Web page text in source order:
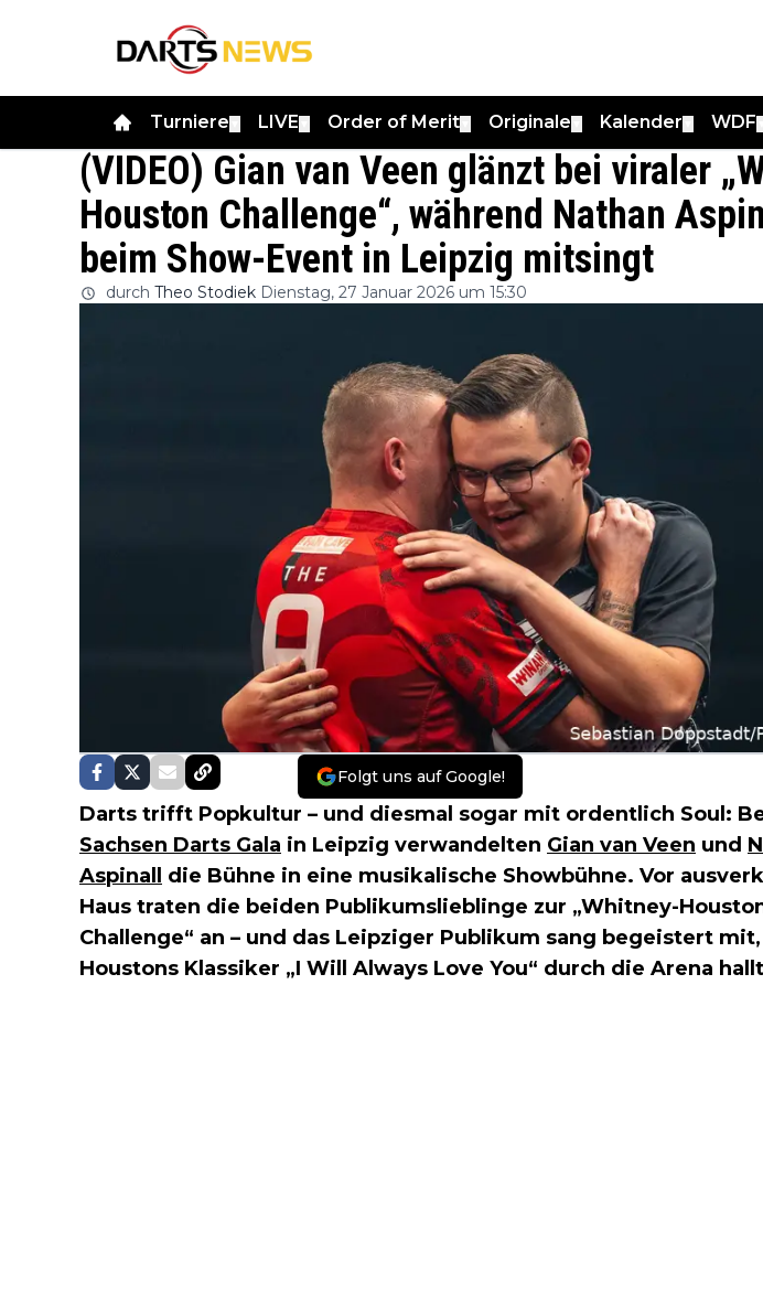
Turniere LIVE Order of Merit Originale Kalender WDF
(VIDEO) Gian van Veen glänzt bei viraler
Houston Challenge“, während Nathan
beim Show-Event in Leipzig mitsingt
durch Theo Stodiek Dienstag, 27 Januar 2026 um 15:30
Folgt uns auf Google!
Darts trifft Popkultur – und diesmal sogar mit ordentlich Soul:
Sachsen Darts Gala in Leipzig verwandelten Gian van Veen und
Aspinall die Bühne in eine musikalische Showbühne. Vor
Haus traten die beiden Publikumslieblinge zur „Whitney-
Challenge“ an – und das Leipziger Publikum sang begeistert
Houstons Klassiker „I Will Always Love You“ durch die Arena